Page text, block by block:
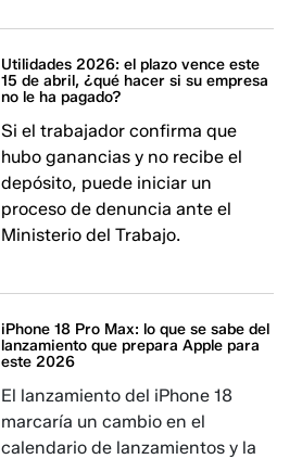
Utilidades 2026: el plazo vence este
15 de abril, ¿qué hacer si su empresa
no le ha pagado?
Si el trabajador confirma que
hubo ganancias y no recibe el
depósito, puede iniciar un
proceso de denuncia ante el
Ministerio del Trabajo.
iPhone 18 Pro Max: lo que se sabe del
lanzamiento que prepara Apple para
este 2026
El lanzamiento del iPhone 18
marcaría un cambio en el
calendario de lanzamientos y la